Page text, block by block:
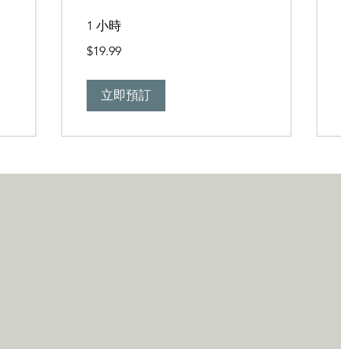
1 小時
新
$19.99
立即預訂